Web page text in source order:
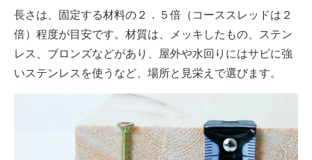
長さは、固定する材料の２．５倍（コーススレッドは２
倍）程度が目安です。材質は、メッキしたもの、ステン
レス、ブロンズなどがあり、屋外や水回りにはサビに強
いステンレスを使うなど、場所と見栄えで選びます。